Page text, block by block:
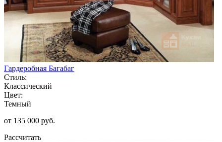
Гардеробная Багабаг
Стиль:
Классический
Цвет:
Темный
от 135 000 руб.
Рассчитать